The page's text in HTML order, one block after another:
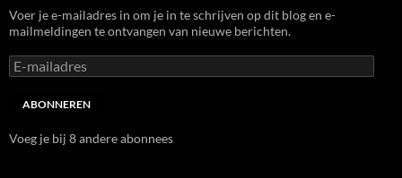
Voer je e-mailadres in om je in te schrijven op dit blog en e-
mailmeldingen te ontvangen van nieuwe berichten.
E-
mailadres
ABONNEREN
Voeg je bij 8 andere abonnees